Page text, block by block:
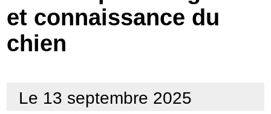
Services
Contacts
et connaissance du
chien
Le 13 septembre 2025